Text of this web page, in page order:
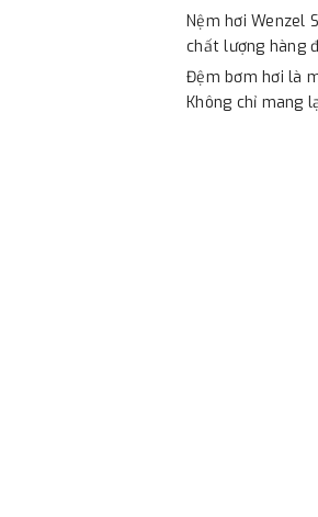
Nệm hơi Wenzel
chất lượng hàng
Đệm bơm hơi là
Không chỉ mang